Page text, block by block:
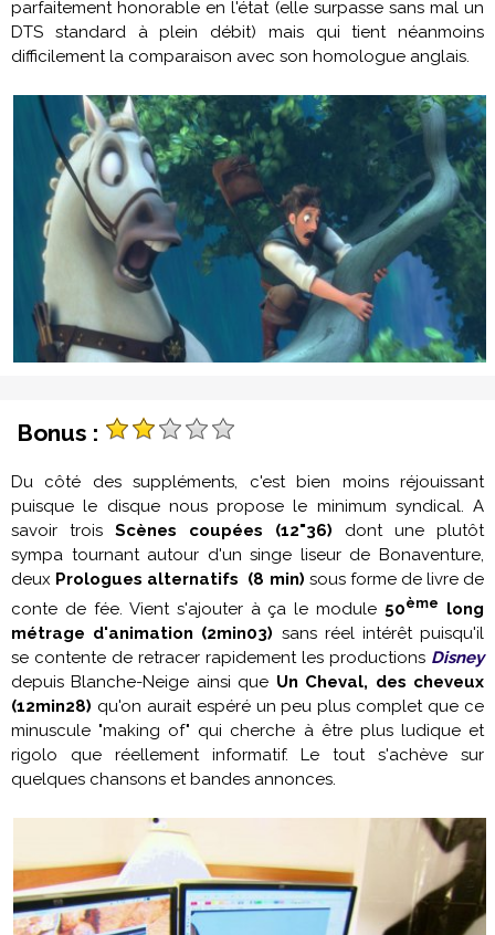
parfaitement honorable en l'état (elle surpasse sans mal un
DTS standard à plein débit) mais qui tient néanmoins
difficilement la comparaison avec son homologue anglais.
Bonus :
Du côté des suppléments, c'est bien moins réjouissant
puisque le disque nous propose le minimum syndical. A
savoir trois Scènes coupées (12"36) dont une plutôt
sympa tournant autour d'un singe liseur de Bonaventure,
deux Prologues alternatifs (8 min) sous forme de livre de
conte de fée. Vient s'ajouter à ça le module 50ème long
métrage d'animation (2min03) sans réel intérêt puisqu'il
se contente de retracer rapidement les productions Disney
depuis Blanche-Neige ainsi que Un Cheval, des cheveux
(12min28) qu'on aurait espéré un peu plus complet que ce
minuscule "making of" qui cherche à être plus ludique et
rigolo que réellement informatif. Le tout s'achève sur
quelques chansons et bandes annonces.